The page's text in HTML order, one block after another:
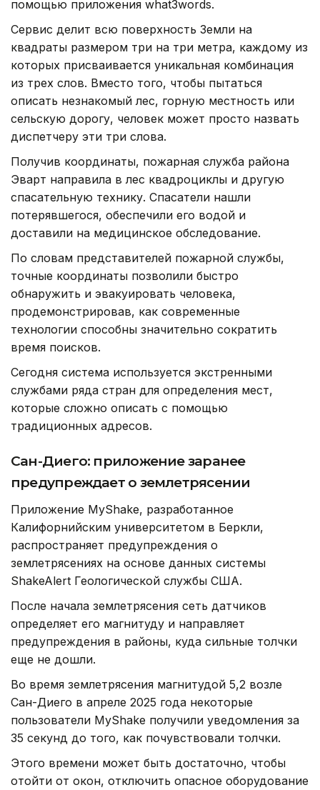
помощью приложения what3words.
Сервис делит всю поверхность Земли на
квадраты размером три на три метра, каждому из
которых присваивается уникальная комбинация
из трех слов. Вместо того, чтобы пытаться
описать незнакомый лес, горную местность или
сельскую дорогу, человек может просто назвать
диспетчеру эти три слова.
Получив координаты, пожарная служба района
Эварт направила в лес квадроциклы и другую
спасательную технику. Спасатели нашли
потерявшегося, обеспечили его водой и
доставили на медицинское обследование.
По словам представителей пожарной службы,
точные координаты позволили быстро
обнаружить и эвакуировать человека,
продемонстрировав, как современные
технологии способны значительно сократить
время поисков.
Сегодня система используется экстренными
службами ряда стран для определения мест,
которые сложно описать с помощью
традиционных адресов.
Сан-Диего: приложение заранее
предупреждает о землетрясении
Приложение MyShake, разработанное
Калифорнийским университетом в Беркли,
распространяет предупреждения о
землетрясениях на основе данных системы
ShakeAlert Геологической службы США.
После начала землетрясения сеть датчиков
определяет его магнитуду и направляет
предупреждения в районы, куда сильные толчки
еще не дошли.
Во время землетрясения магнитудой 5,2 возле
Сан-Диего в апреле 2025 года некоторые
пользователи MyShake получили уведомления за
35 секунд до того, как почувствовали толчки.
Этого времени может быть достаточно, чтобы
отойти от окон, отключить опасное оборудование